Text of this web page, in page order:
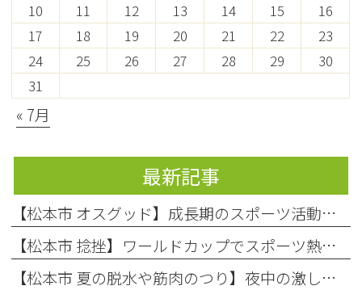
10 11 12 13 14 15
16
17
18 19 20 21 22
23
24
25 26 27 28 29
30
31
« 7月
最新記事
【松本市 オスグッド】成長期のスポーツ活動で起こりやすい膝の痛み「オスグッド・シュラッター病」の原因と対処法
【松本市 捻挫】ワールドカップでスポーツ熱上昇中！お子様の「捻挫」にご注意を
【松本市 夏の脱水や筋肉のつり】夜中の激しい痛み…それ、夏の「隠れ脱水」が原因かもしれません！